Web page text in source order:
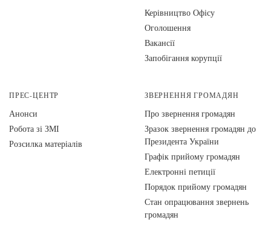
Керівництво Офісу
Оголошення
Вакансії
Запобігання корупції
ПРЕС-ЦЕНТР
Анонси
Робота зі ЗМІ
Розсилка матеріалів
ЗВЕРНЕННЯ ГРОМАДЯН
Про звернення громадян
Зразок звернення громадян до
Президента України
Графік прийому громадян
Електронні петиції
Порядок прийому громадян
Стан опрацювання звернень
громадян